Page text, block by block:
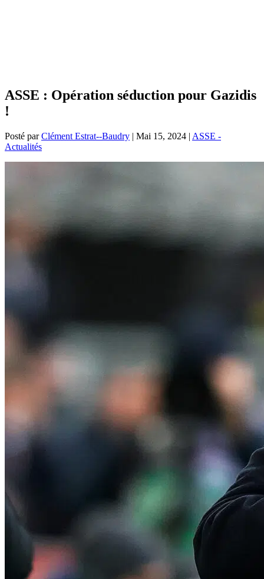
ASSE : Opération séduction pour Gazidis
!
Posté parClément Estrat--Baudry | Mai 15, 2024 | ASSE -
Actualités